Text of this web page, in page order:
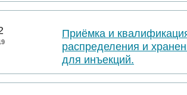
Приёмка и
распределения и
для инъекций.